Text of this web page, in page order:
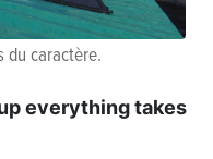
du caractère.
everything takes